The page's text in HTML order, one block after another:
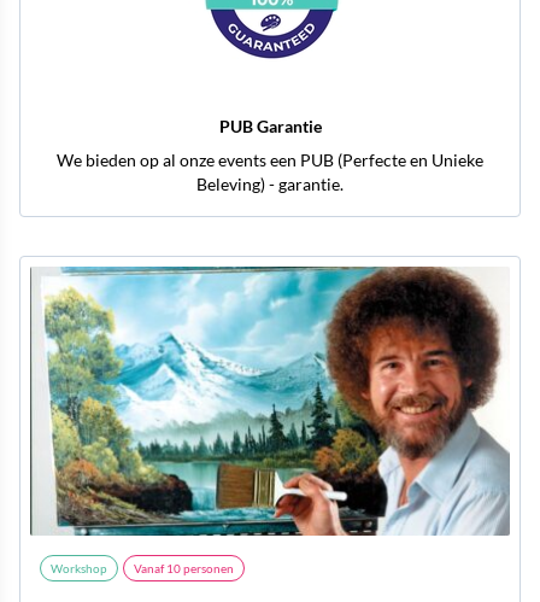
PUB Garantie
We bieden op al onze events een PUB (Perfecte en Unieke
Beleving) - garantie.
Workshop Vanaf10personen